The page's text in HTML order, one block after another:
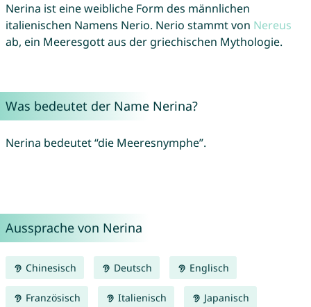
Nerina ist eine weibliche Form des männlichen
italienischen Namens Nerio. Nerio stammt von Nereus
ab, ein Meeresgott aus der griechischen Mythologie.
Was bedeutet der Name Nerina?
Nerina bedeutet “die Meeresnymphe”.
Aussprache von Nerina
Chinesisch Deutsch Englisch
Französisch Italienisch Japanisch